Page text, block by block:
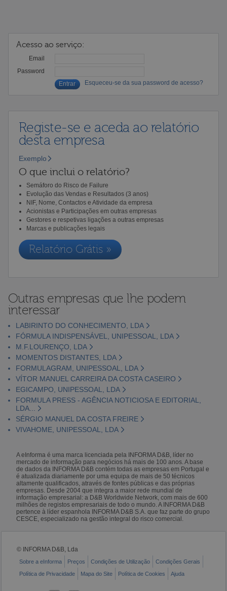
Acesso ao serviço:
Email
Password
Esqueceu-se da sua password de acesso?
Registe-se e aceda ao relatório
desta empresa
Exemplo
O que inclui o relatório?
Semáforo do Risco de Failure
Evolução das Vendas e Resultados (3 anos)
NIF, Nome, Contactos e Atividade da empresa
Acionistas e Participações em outras empresas
Gestores e respetivas ligações a outras empresas
Marcas e publicações legais
Relatório Grátis »
Outras empresas que lhe podem
interessar
LABIRINTO DO CONHECIMENTO, LDA
FÓRMULA INDISPENSÁVEL, UNIPESSOAL, LDA
M.F.LOURENÇO, LDA
MOMENTOS DISTANTES, LDA
FORMULAGRAM, UNIPESSOAL, LDA
VÍTOR MANUEL CARREIRA DA COSTA CASEIRO
EGICAMPO, UNIPESSOAL, LDA
FORMULA PRESS - AGÊNCIA NOTICIOSA E EDITORIAL,
LDA...
SÉRGIO MANUEL DA COSTA FREIRE
VIVAHOME, UNIPESSOAL, LDA
A eInforma é uma marca licenciada pela INFORMA D&B, líder no
mercado de informação para negócios há mais de 100 anos. A base
de dados da INFORMA D&B contém todas as empresas em Portugal e
é atualizada diariamente por uma equipa de mais de 50 técnicos
altamente qualificados, através de fontes públicas e das próprias
empresas. Desde 2004 que integra a maior rede mundial de
informação empresarial: a D&B Worldwide Network, com mais de 600
milhões de registos empresariais de todo o mundo. A INFORMA D&B
pertence à líder espanhola INFORMA D&B S.A. que faz parte do grupo
CESCE, especializado na gestão integral do risco comercial.
© INFORMA D&B, Lda
Sobre a eInforma Preços Condições de Utilização
Condições Gerais
Política de Privacidade
Mapa do Site Política de Cookies Ajuda